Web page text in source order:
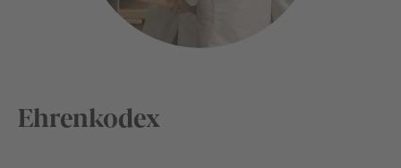
Ehrenkodex